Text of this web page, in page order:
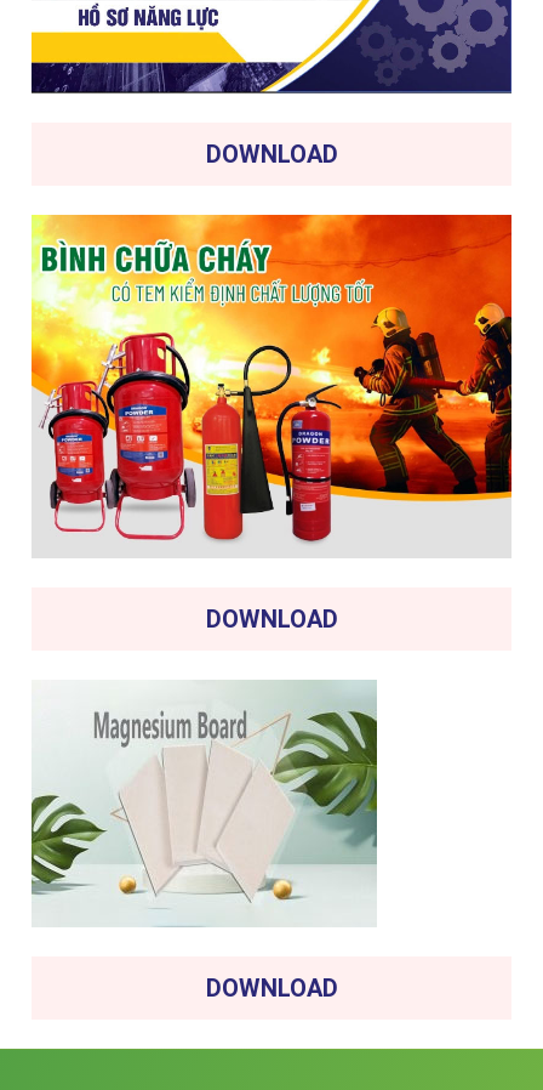
DOWNLOAD
DOWNLOAD
DOWNLOAD